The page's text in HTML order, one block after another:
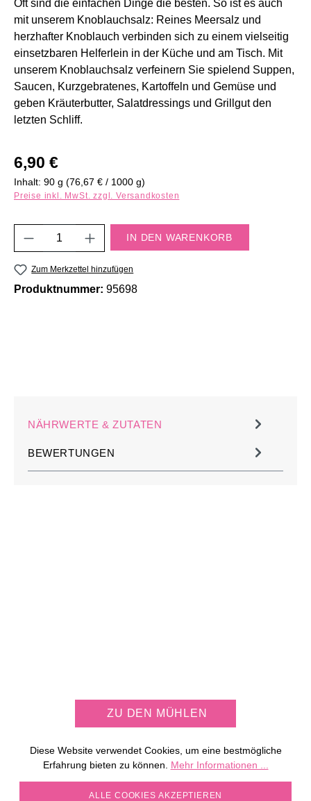
Oft sind die einfachen Dinge die besten. So ist es auch
mit unserem Knoblauchsalz: Reines Meersalz und
herzhafter Knoblauch verbinden sich zu einem vielseitig
einsetzbaren Helferlein in der Küche und am Tisch. Mit
unserem Knoblauchsalz verfeinern Sie spielend Suppen,
Saucen, Kurzgebratenes, Kartoffeln und Gemüse und
geben Kräuterbutter, Salatdressings und Grillgut den
letzten Schliff.
Regulärer Preis:
6,90 €
Inhalt: 90 g (76,67 € / 1000 g)
Preise inkl. MwSt. zzgl. Versandkosten
Produkt Anzahl: Gib den gewünschten
IN DEN WARENKORB
Zum Merkzettel hinzufügen
Produktnummer: 95698
NÄHRWERTE & ZUTATEN
BEWERTUNGEN
ZU DEN MÜHLEN
Diese Website verwendet Cookies, um eine bestmögliche
Erfahrung bieten zu können. Mehr Informationen ...
COOKIE-EINSTELLUNGEN
ALLE COOKIES AKZEPTIEREN